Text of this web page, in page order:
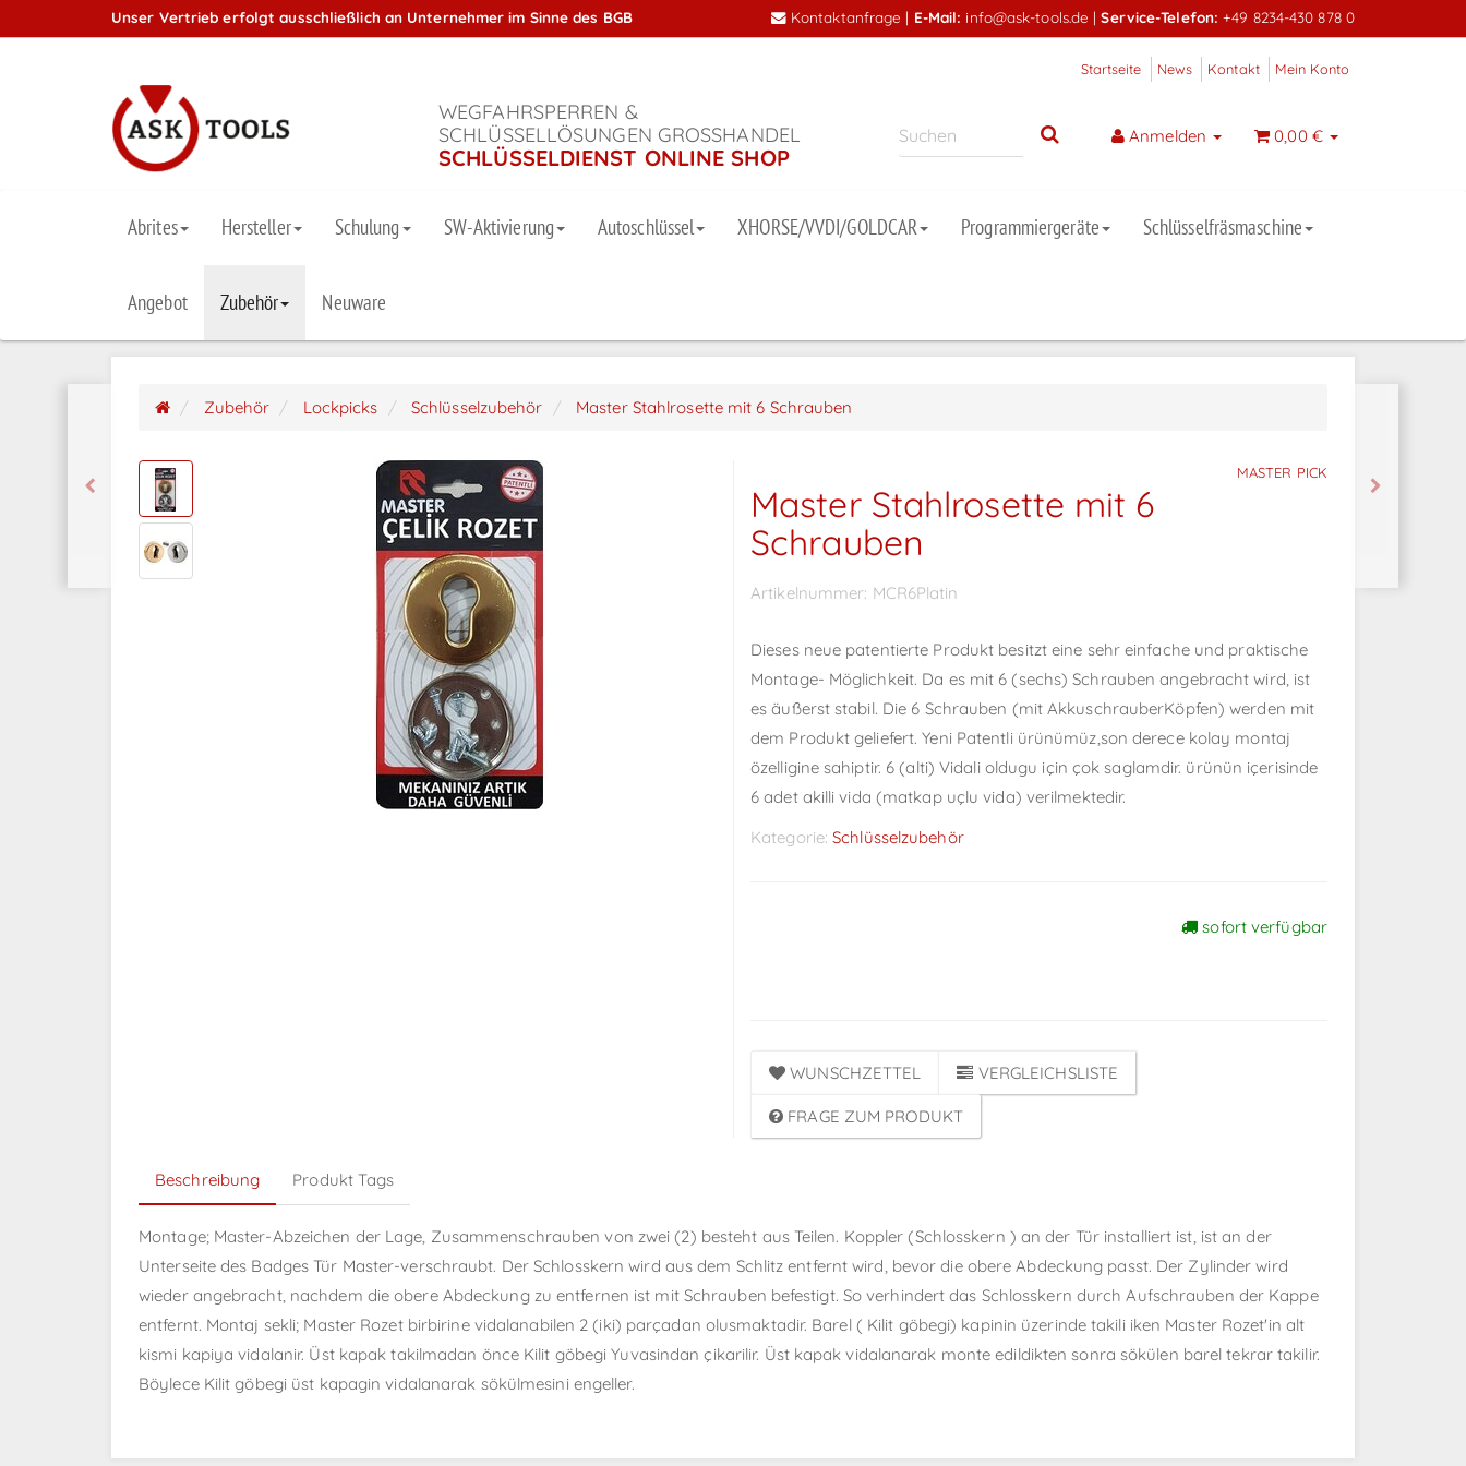
Unser Vertrieb erfolgt ausschließlich an Unternehmer im Sinne des BGB Kontaktanfrage | E-Mail: info@ask-tools.de |Service-Telefon: +49 8234-430 878 0
Startseite News Kontakt Mein Konto
WEGFAHRSPERREN &
SCHLÜSSELLÖSUNGEN GROSSHANDEL
SCHLÜSSELDIENST ONLINE SHOP
Anmelden 0,00 €
Abrites Hersteller Schulung SW-Aktivierung Autoschlüssel XHORSE/VVDI/GOLDCAR Programmiergeräte Schlüsselfräsmaschine
Angebot Zubehör Neuware
Zubehör Lockpicks Schlüsselzubehör Master Stahlrosette mit 6 Schrauben
MASTER PICK
Master Stahlrosette mit 6
Schrauben
Artikelnummer: MCR6Platin
Dieses neue patentierte Produkt besitzt eine sehr einfache und praktische
Montage- Möglichkeit. Da es mit 6 (sechs) Schrauben angebracht wird, ist
es äußerst stabil. Die 6 Schrauben (mit AkkuschrauberKöpfen) werden mit
dem Produkt geliefert. Yeni Patentli ürünümüz,son derece kolay montaj
özelligine sahiptir. 6 (alti) Vidali oldugu için çok saglamdir. ürünün içerisinde
6 adet akilli vida (matkap uçlu vida) verilmektedir.
Kategorie:Schlüsselzubehör
sofort verfügbar
WUNSCHZETTEL VERGLEICHSLISTE
FRAGE ZUM PRODUKT
Beschreibung Produkt Tags
Montage; Master-Abzeichen der Lage, Zusammenschrauben von zwei (2) besteht aus Teilen. Koppler (Schlosskern ) an der Tür installiert ist, ist an der
Unterseite des Badges Tür Master-verschraubt. Der Schlosskern wird aus dem Schlitz entfernt wird, bevor die obere Abdeckung passt. Der Zylinder wird
wieder angebracht, nachdem die obere Abdeckung zu entfernen ist mit Schrauben befestigt. So verhindert das Schlosskern durch Aufschrauben der Kappe
entfernt. Montaj sekli; Master Rozet birbirine vidalanabilen 2 (iki) parçadan olusmaktadir. Barel ( Kilit göbegi) kapinin üzerinde takili iken Master Rozet'in alt
kismi kapiya vidalanir. Üst kapak takilmadan önce Kilit göbegi Yuvasindan çikarilir. Üst kapak vidalanarak monte edildikten sonra sökülen barel tekrar takilir.
Böylece Kilit göbegi üst kapagin vidalanarak sökülmesini engeller.